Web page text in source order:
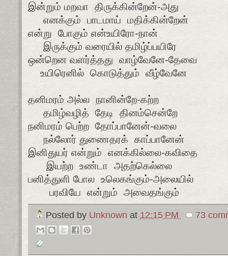
இன்றும் மறவா திருக்கின்றேன்-அது
எனக்கும் பாடமாய் மதிக்கின்றேன்
என்று போகும் என்உயிரோ-நான்
இருக்கும் வரையில் தமிழ்ப்பயிரே
ஒன்றென வளர்த்தது வாழ்வேனே-தேவை
உயிரெனில் கொடுத்தும் வீழ்வேனே
தனிமரம் அல்ல நானின்றே-கற்ற
தமிழ்வழித் தேடி தினம்சென்றே
நனிமரம் பெற்ற தோப்பானேன்-வலை
நல்லோர் துணைதரக் காப்பானேன்
இனிதுயர் என்றும் எனக்கில்லை-கவிதை
இயற்ற உண்டா அதற்கெல்லை
பனித்துளி போல உலெகங்கும்-அலையில்
பரவியே என்றும் அவைதங்கும்
Posted by Unknown at 12:15 PM 73